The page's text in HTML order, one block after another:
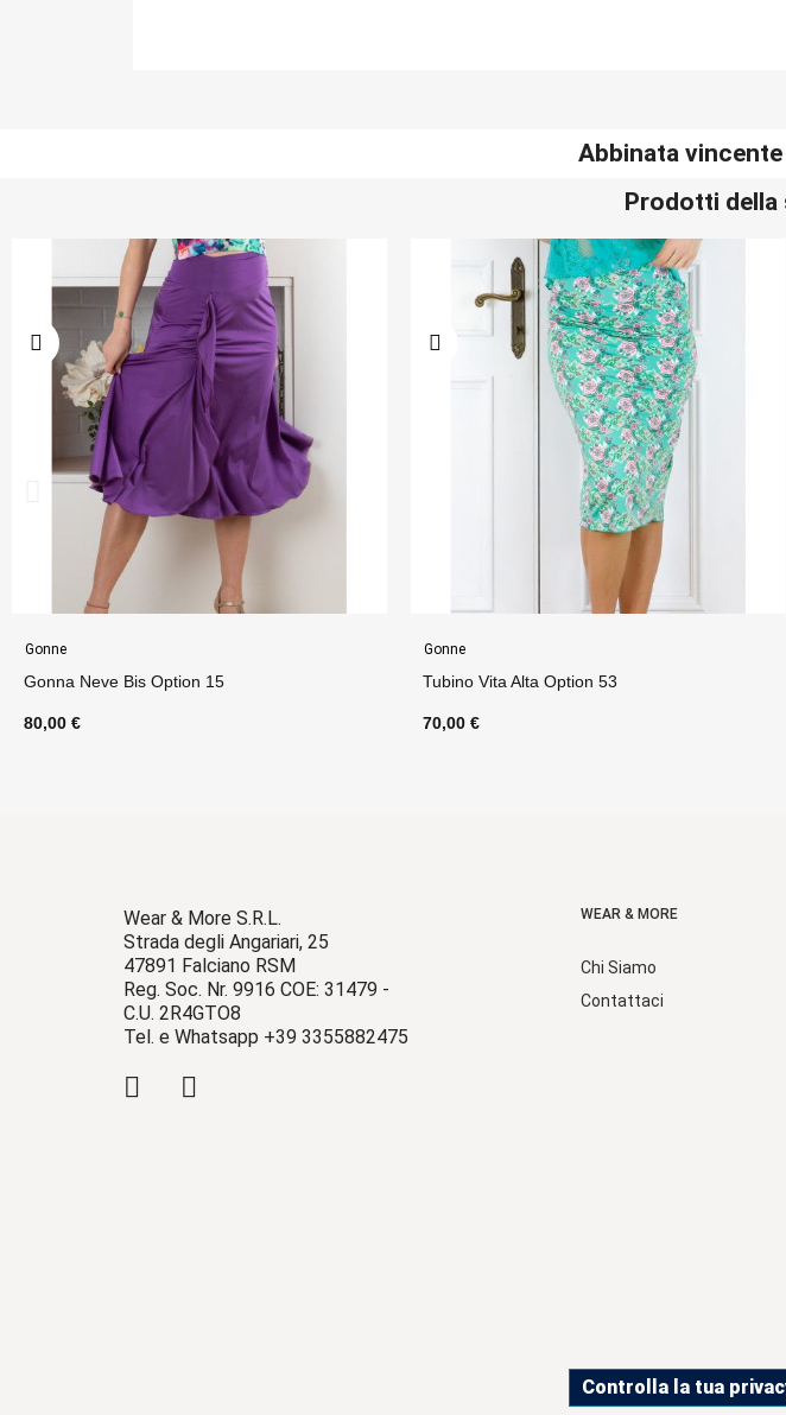
Abbinata
Prodotti della
Gonne
Tubino Vita Alta Option 53
70,00 €
Abbigliamento Donna
Abito Bettina New Option 12
130,00 €
Wear & More S.R.L.
Strada degli Angariari, 25
47891 Falciano RSM
Reg. Soc. Nr. 9916 COE: 31479 -
C.U. 2R4GTO8
Tel. e Whatsapp +39 3355882475
WEAR & MORE
Chi Siamo
Contattaci
Controlla la tua